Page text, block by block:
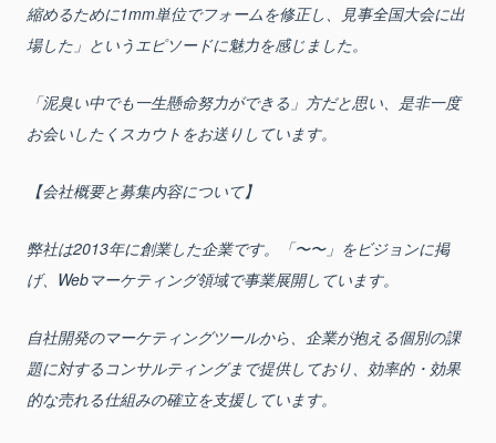
縮めるために1mm単位でフォームを修正し、見事全国大会に出
場した」というエピソードに魅力を感じました。
「泥臭い中でも一生懸命努力ができる」方だと思い、是非一度
お会いしたくスカウトをお送りしています。
【会社概要と募集内容について】
弊社は2013年に創業した企業です。「〜〜」をビジョンに掲
げ、Webマーケティング領域で事業展開しています。
自社開発のマーケティングツールから、企業が抱える個別の課
題に対するコンサルティングまで提供しており、効率的・効果
的な売れる仕組みの確立を支援しています。